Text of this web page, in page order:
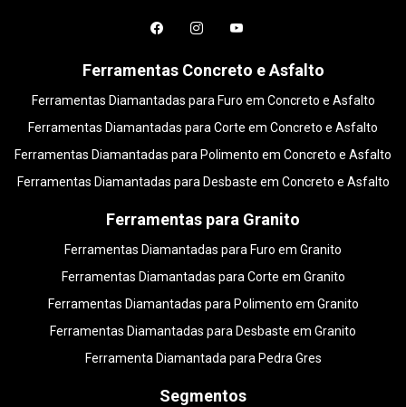
Ferramentas Concreto e Asfalto
Ferramentas Diamantadas para Furo em Concreto e Asfalto
Ferramentas Diamantadas para Corte em Concreto e Asfalto
Ferramentas Diamantadas para Polimento em Concreto e Asfalto
Ferramentas Diamantadas para Desbaste em Concreto e Asfalto
Ferramentas para Granito
Ferramentas Diamantadas para Furo em Granito
Ferramentas Diamantadas para Corte em Granito
Ferramentas Diamantadas para Polimento em Granito
Ferramentas Diamantadas para Desbaste em Granito
Ferramenta Diamantada para Pedra Gres
Segmentos